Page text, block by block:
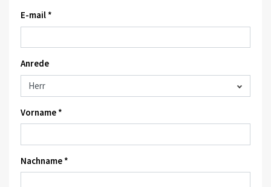
E-mail *
Anrede
Vorname *
Nachname *